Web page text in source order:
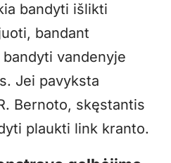
bandyti išlikti
bandant
vandenyje
Jei pavyksta
Bernoto, skęstantis
plaukti link kranto.